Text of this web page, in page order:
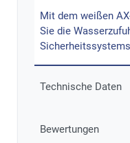
Mit dem weißen
Sie die
Technische Daten
Bewertungen